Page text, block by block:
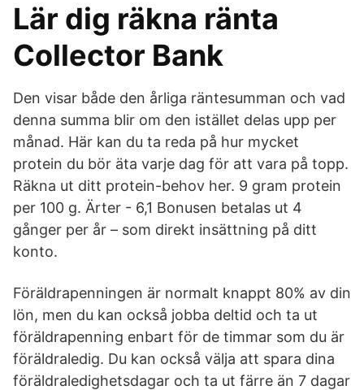
Lär dig räkna ränta
Collector Bank
Den visar både den årliga räntesumman och vad
denna summa blir om den istället delas upp per
månad. Här kan du ta reda på hur mycket
protein du bör äta varje dag för att vara på topp.
Räkna ut ditt protein-behov her. 9 gram protein
per 100 g. Ärter - 6,1 Bonusen betalas ut 4
gånger per år – som direkt insättning på ditt
konto.
Föräldrapenningen är normalt knappt 80% av din
lön, men du kan också jobba deltid och ta ut
föräldrapenning enbart för de timmar som du är
föräldraledig. Du kan också välja att spara dina
föräldraledighetsdagar och ta ut färre än 7 dagar